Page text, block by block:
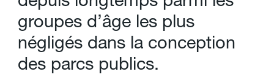
groupes d’âge les plus
négligés dans la conception
des parcs publics.